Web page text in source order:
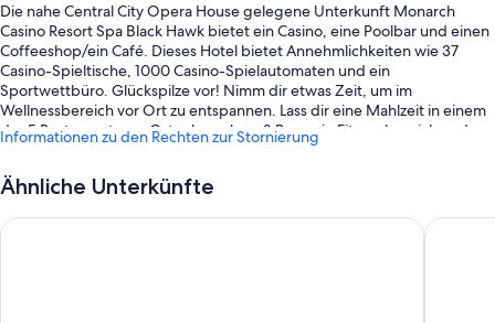
Die nahe Central City Opera House gelegene Unterkunft Monarch
Casino Resort Spa Black Hawk bietet ein Casino, eine Poolbar und einen
Coffeeshop/ein Café. Dieses Hotel bietet Annehmlichkeiten wie 37
Casino-Spieltische, 1000 Casino-Spielautomaten und ein
Sportwettbüro. Glückspilze vor! Nimm dir etwas Zeit, um im
Wellnessbereich vor Ort zu entspannen. Lass dir eine Mahlzeit in einem
der 5 Restaurants vor Ort schmecken. 2 Bars, ein Fitnessbereich und
kostenloses WLAN in den Zimmern – hier findest du so gut wie alles,
Extras:
Informationen zu den Rechten zur Stornierung
Ähnliche Unterkünfte
Ameristar Casino Resort Spa Black Hawk Lady